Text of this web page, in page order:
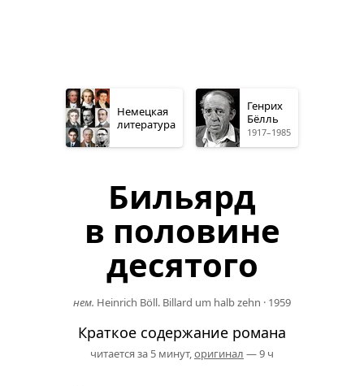
Немецкая
литература
Генрих
Бёлль
1917–1985
Бильярд
в половине
десятого
нем. Heinrich Böll. Billard um halb zehn · 1959
Краткое содержание романа
читается за 5 минут,оригинал — 9 ч